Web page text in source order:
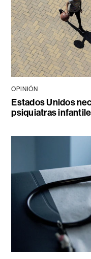
OPINIÓN
Estados Unidos
psiquiatras